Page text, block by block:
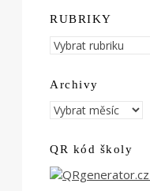
RUBRIKY
RUBRIKY
Archivy
Archivy
QR kód školy